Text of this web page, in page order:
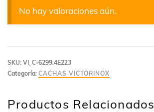
No hay valoraciones aún.
SKU: VI_C-6299.4E223
Categoría: CACHAS VICTORINOX
Productos Relacionados